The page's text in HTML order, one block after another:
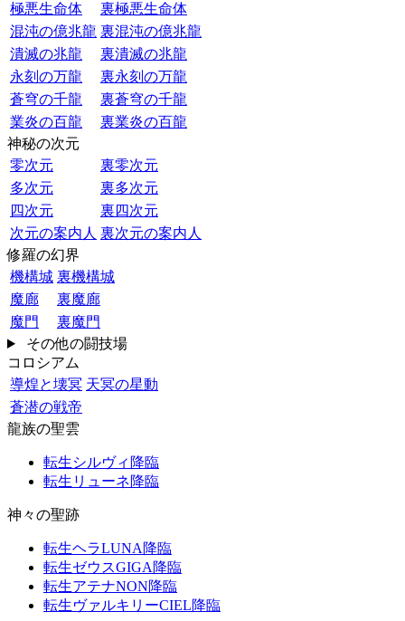
極悪生命体
裏極悪生命体
混沌の億兆龍 裏混沌の億兆龍
潰滅の兆龍
裏潰滅の兆龍
永刻の万龍
裏永刻の万龍
蒼穹の千龍
裏蒼穹の千龍
業炎の百龍
裏業炎の百龍
神秘の次元
零次元
裏零次元
多次元
裏多次元
四次元
裏四次元
次元の案内人 裏次元の案内人
修羅の幻界
機構城 裏機構城
魔廊
裏魔廊
魔門
裏魔門
その他の闘技場
コロシアム
導煌と壊冥 天冥の星動
蒼潜の戦帝
龍族の聖雲
転生シルヴィ降臨
転生リューネ降臨
神々の聖跡
転生ヘラLUNA降臨
転生ゼウスGIGA降臨
転生アテナNON降臨
転生ヴァルキリーCIEL降臨